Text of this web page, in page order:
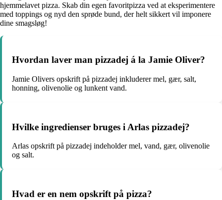
hjemmelavet pizza. Skab din egen favoritpizza ved at eksperimentere
med toppings og nyd den sprøde bund, der helt sikkert vil imponere
dine smagsløg!
Hvordan laver man pizzadej á la Jamie Oliver?
Jamie Olivers opskrift på pizzadej inkluderer mel, gær, salt,
honning, olivenolie og lunkent vand.
Hvilke ingredienser bruges i Arlas pizzadej?
Arlas opskrift på pizzadej indeholder mel, vand, gær, olivenolie
og salt.
Hvad er en nem opskrift på pizza?